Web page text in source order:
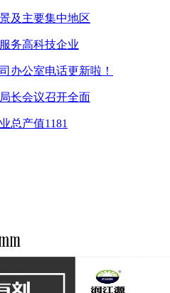
及主要集中地区
务高科技企业
办公室电话更新啦！
长会议召开全面
总产值1181